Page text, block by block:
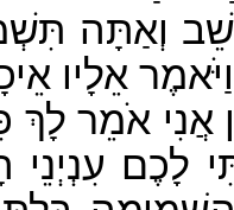
וְאַתָּה
וַיֹּאמֶר אֵלָיו
אֲנִי אֹמֵר לָךְ
לָכֶם עִנְיְנֵי